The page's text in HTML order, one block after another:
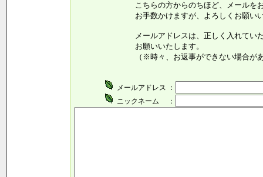
こちらの方からのちほど、メールをお送
お手数かけますが、よろしくお願いい
メールアドレスは、正しく入れていた
お願いいたします。
（※時々、お返事ができない場合があり
メールアドレス ：
ニックネーム ：